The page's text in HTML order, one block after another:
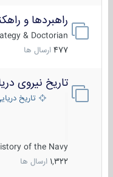
راهبردها و
& Doctorian
477 ارسال ها
تاریخ نیروی
تاریخ دریایی
History of the Navy
1,322 ارسال ها